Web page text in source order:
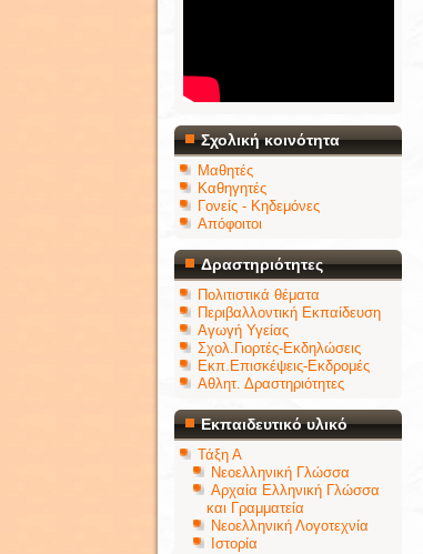
Σχολική κοινότητα
Μαθητές
Καθηγητές
Γονείς - Κηδεμόνες
Απόφοιτοι
Δραστηριότητες
Πολιτιστικά θέματα
Περιβαλλοντική Εκπαίδευση
Αγωγή Υγείας
Σχολ.Γιορτές-Εκδηλώσεις
Εκπ.Επισκέψεις-Εκδρομές
Αθλητ. Δραστηριότητες
Εκπαιδευτικό υλικό
Τάξη Α
Νεοελληνική Γλώσσα
Αρχαία Ελληνική Γλώσσα
και Γραμματεία
Νεοελληνική Λογοτεχνία
Ιστορία